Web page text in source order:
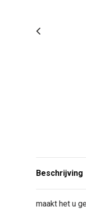
Beschrijving
maakt het u